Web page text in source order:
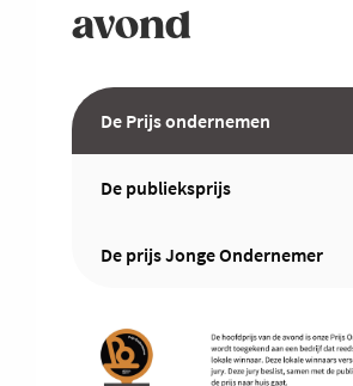
avond
De Prijs ondernemen
De publieksprijs
De prijs Jonge Ondernemer